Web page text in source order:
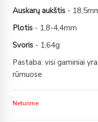
Auskarų aukštis -
Plotis - 1,8-4,4mm
Svoris - 1,64g
Pastaba: visi gaminiai
rūmuose
Neturime